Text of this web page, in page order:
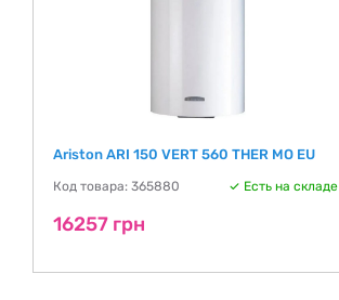
Ariston ARI 150 VERT 560 THER MO EU
Код товара: 365880 Есть на складе
16257 грн